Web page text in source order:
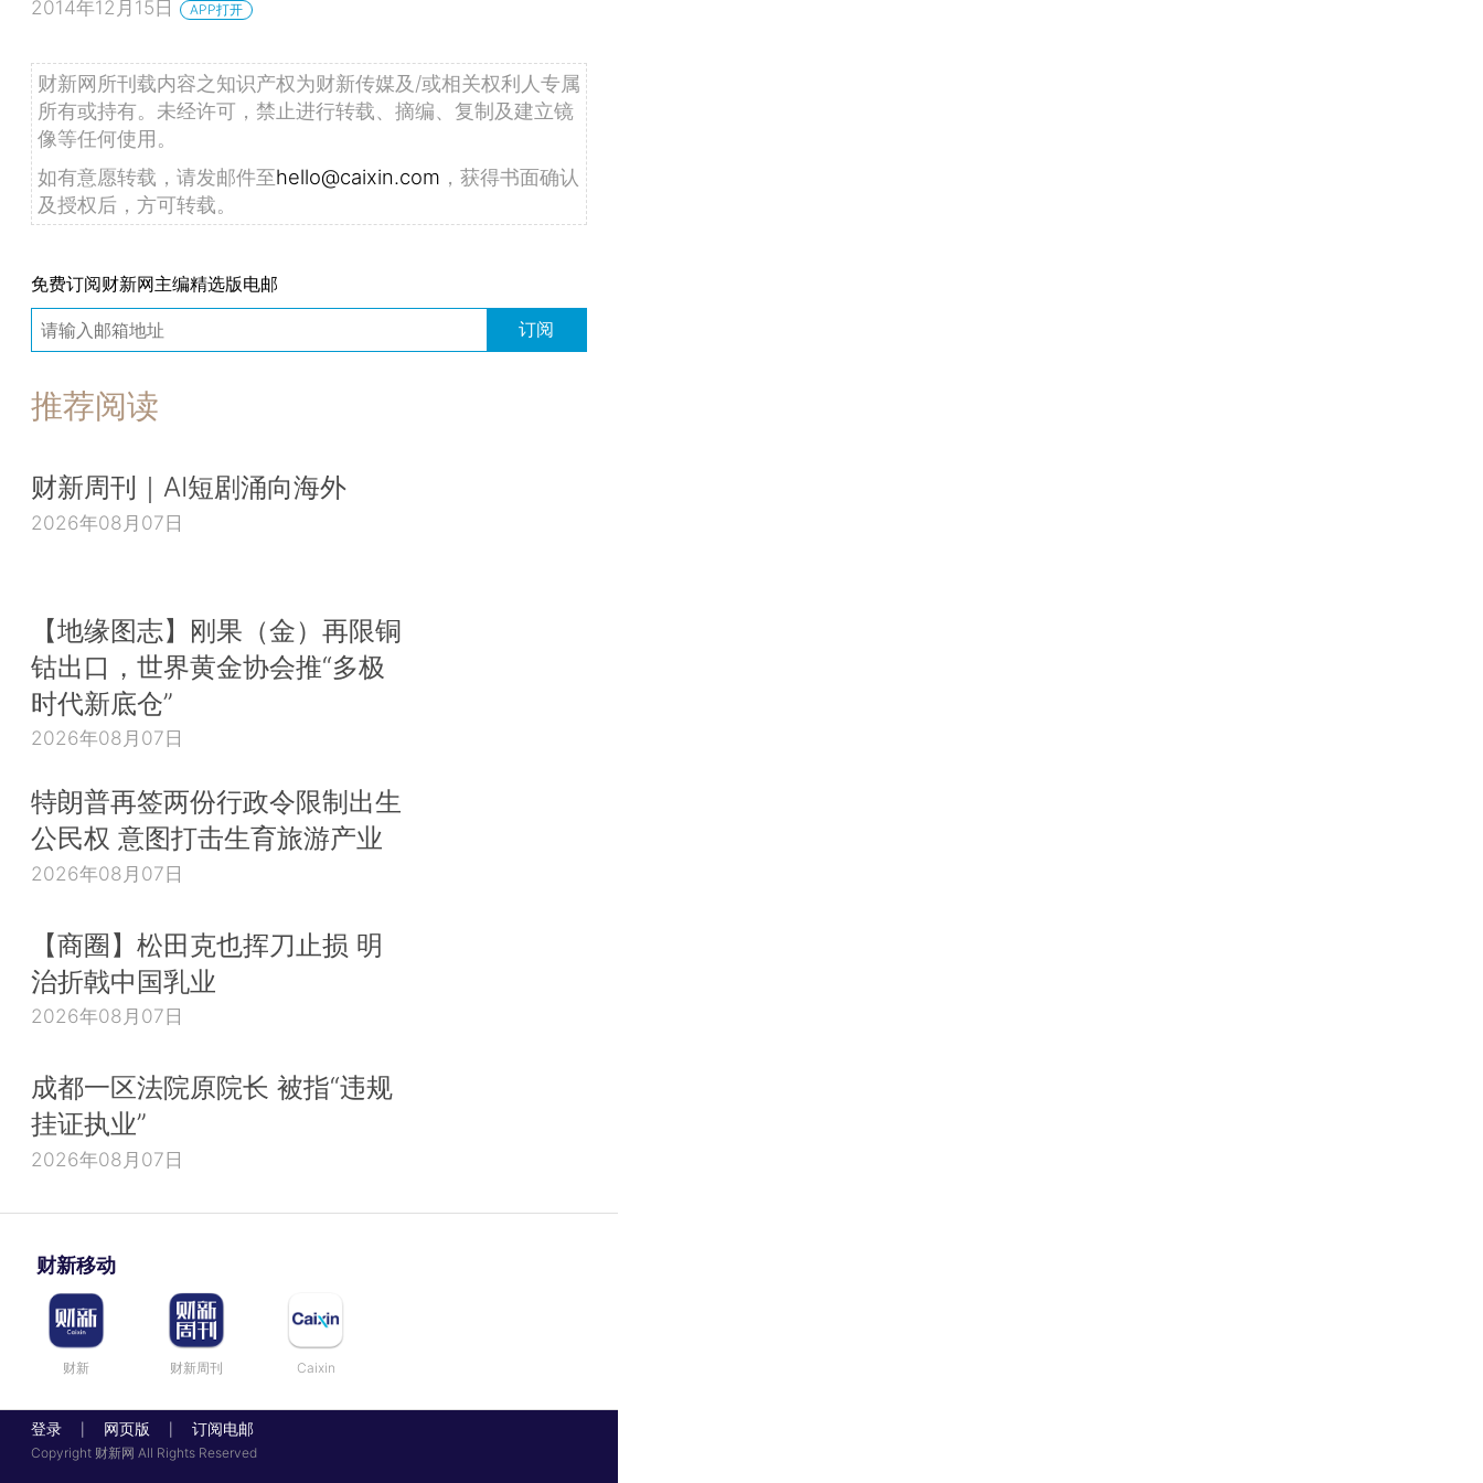
2014年12月15日 APP打开
财新网所刊载内容之知识产权为财新传媒及/或相关权利人专属
所有或持有。未经许可，禁止进行转载、摘编、复制及建立镜
像等任何使用。
如有意愿转载，请发邮件至hello@caixin.com ，获得书面确认
及授权后，方可转载。
免费订阅财新网主编精选版电邮
订阅
推荐阅读
财新周刊｜AI短剧涌向海外
2026年08月07日
【地缘图志】刚果（金）再限铜
钴出口，世界黄金协会推“多极
时代新底仓”
2026年08月07日
特朗普再签两份行政令限制出生
公民权 意图打击生育旅游产业
2026年08月07日
【商圈】松田克也挥刀止损 明
治折戟中国乳业
2026年08月07日
成都一区法院原院长 被指“违规
挂证执业”
2026年08月07日
财新移动
财新 财新周刊 Caixin
登录 网页版 订阅电邮
Copyright 财新网 All Rights Reserved